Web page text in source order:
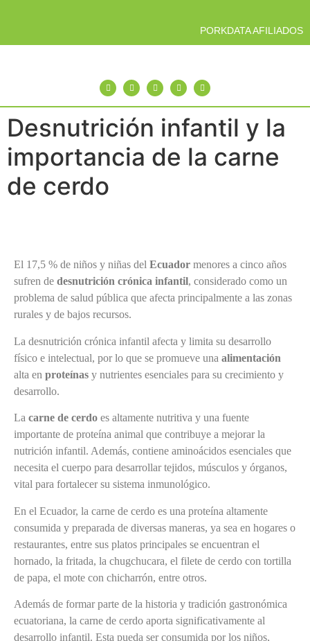
PORKDATA AFILIADOS
Desnutrición infantil y la
importancia de la carne
de cerdo
El 17,5 % de niños y niñas del Ecuador menores a cinco años
sufren de desnutrición crónica infantil, considerado como un
problema de salud pública que afecta principalmente a las zonas
rurales y de bajos recursos.
La desnutrición crónica infantil afecta y limita su desarrollo
físico e intelectual, por lo que se promueve una alimentación
alta en proteínas y nutrientes esenciales para su crecimiento y
desarrollo.
La carne de cerdo es altamente nutritiva y una fuente
importante de proteína animal que contribuye a mejorar la
nutrición infantil. Además, contiene aminoácidos esenciales que
necesita el cuerpo para desarrollar tejidos, músculos y órganos,
vital para fortalecer su sistema inmunológico.
En el Ecuador, la carne de cerdo es una proteína altamente
consumida y preparada de diversas maneras, ya sea en hogares o
restaurantes, entre sus platos principales se encuentran el
hornado, la fritada, la chugchucara, el filete de cerdo con tortilla
de papa, el mote con chicharrón, entre otros.
Además de formar parte de la historia y tradición gastronómica
ecuatoriana, la carne de cerdo aporta significativamente al
desarrollo infantil. Esta pueda ser consumida por los niños,